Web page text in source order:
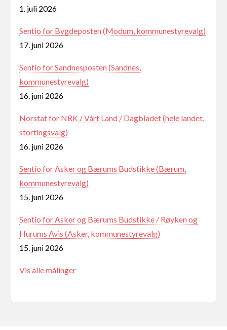
1. juli 2026
Sentio for Bygdeposten (Modum, kommunestyrevalg)
17. juni 2026
Sentio for Sandnesposten (Sandnes,
kommunestyrevalg)
16. juni 2026
Norstat for NRK / Vårt Land / Dagbladet (hele landet,
stortingsvalg)
16. juni 2026
Sentio for Asker og Bærums Budstikke (Bærum,
kommunestyrevalg)
15. juni 2026
Sentio for Asker og Bærums Budstikke / Røyken og
Hurums Avis (Asker, kommunestyrevalg)
15. juni 2026
Vis alle målinger